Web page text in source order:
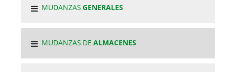
MUDANZASGENERALES
MUDANZAS DEALMACENES